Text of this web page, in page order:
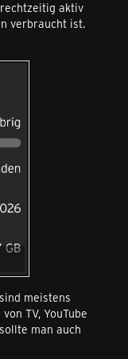
aktiv
verbraucht ist.
meistens
TV, YouTube
man auch